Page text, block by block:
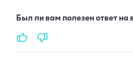
Был ли вам полезен ответ на